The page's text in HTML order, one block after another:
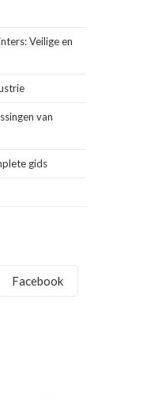
Veilige en
van
gids
Facebook